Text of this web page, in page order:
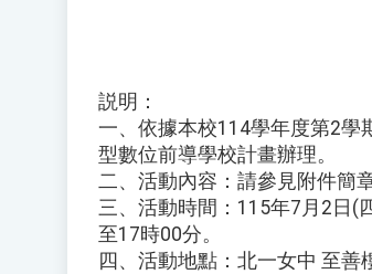
説明：
一、依據本校114學年度第2學
型數位前導學校計畫辦理。
二、活動內容：請參見附件簡章
三、活動時間：115年7月2日(
至17時00分。
四、活動地點：北一女中 至善